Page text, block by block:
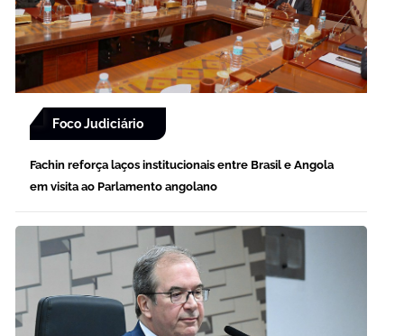
Foco Judiciário
Fachin reforça laços institucionais entre Brasil e Angola
em visita ao Parlamento angolano